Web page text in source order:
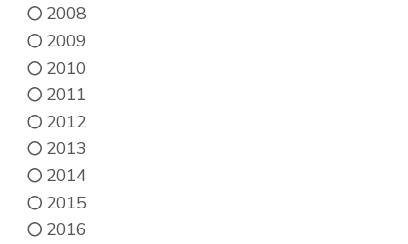
2008
2009
2010
2011
2012
2013
2014
2015
2016